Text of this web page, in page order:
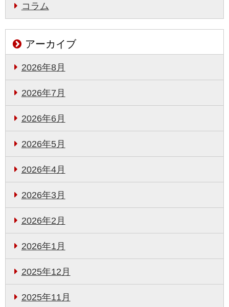
コラム
アーカイブ
2026年8月
2026年7月
2026年6月
2026年5月
2026年4月
2026年3月
2026年2月
2026年1月
2025年12月
2025年11月